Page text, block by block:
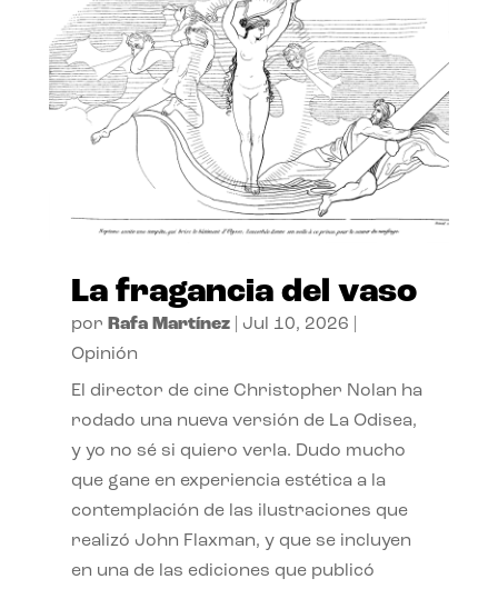
La fragancia del vaso
por Rafa Martínez| Jul 10, 2026
Opinión
El director de cine Christopher Nolan ha
rodado una nueva versión de La Odisea,
y yo no sé si quiero verla. Dudo mucho
que gane en experiencia estética a la
contemplación de las ilustraciones que
realizó John Flaxman, y que se incluyen
en una de las ediciones que publicó